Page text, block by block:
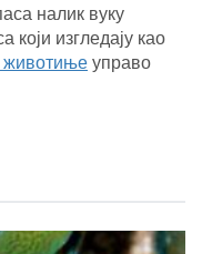
налик вуку
изгледају као
управо